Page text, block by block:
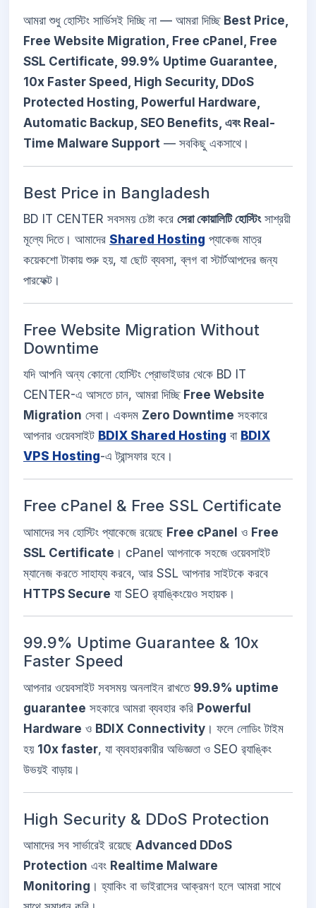
আমরা শুধু হোস্টিং সার্ভিসই দিচ্ছি না — আমরা দিচ্ছি Best Price,
Free Website Migration, Free cPanel, Free
SSL Certificate, 99.9% Uptime Guarantee,
10x Faster Speed, High Security, DDoS
Protected Hosting, Powerful Hardware,
Automatic Backup, SEO Benefits, এবং Real-
Time Malware Support — সবকিছু একসাথে।
Best Price in Bangladesh
BD IT CENTER সবসময় চেষ্টা করে সেরা কোয়ালিটি হোস্টিংসাশ্রয়ী
মূল্যে দিতে। আমাদের Shared Hosting প্যাকেজ মাত্র
কয়েকশো টাকায় শুরু হয়, যা ছোট ব্যবসা, ব্লগ বা স্টার্টআপদের জন্য
পারফেক্ট।
Free Website Migration Without
Downtime
যদি আপনি অন্য কোনো হোস্টিং প্রোভাইডার থেকে BD IT
CENTER-এ আসতে চান, আমরা দিচ্ছি Free Website
Migration সেবা। একদম Zero Downtime সহকারে
আপনার ওয়েবসাইট BDIX Shared Hosting বা BDIX
VPS Hosting-এ ট্রান্সফার হবে।
Free cPanel & Free SSL Certificate
আমাদের সব হোস্টিং প্যাকেজে রয়েছে Free cPanel ও Free
SSL Certificate । cPanel আপনাকে সহজে ওয়েবসাইট
ম্যানেজ করতে সাহায্য করবে, আর SSL আপনার সাইটকে করবে
HTTPS Secure যা SEO র‌্যাঙ্কিংয়েও সহায়ক।
99.9% Uptime Guarantee & 10x
Faster Speed
আপনার ওয়েবসাইট সবসময় অনলাইন রাখতে 99.9% uptime
guarantee সহকারে আমরা ব্যবহার করি Powerful
Hardware ও BDIX Connectivity । ফলে লোডিং টাইম
হয় 10x faster, যা ব্যবহারকারীর অভিজ্ঞতা ও SEO র‌্যাঙ্কিং
উভয়ই বাড়ায়।
High Security & DDoS Protection
আমাদের সব সার্ভারেই রয়েছে Advanced DDoS
Protection এবং Realtime Malware
Monitoring । হ্যাকিং বা ভাইরাসের আক্রমণ হলে আমরা সাথে